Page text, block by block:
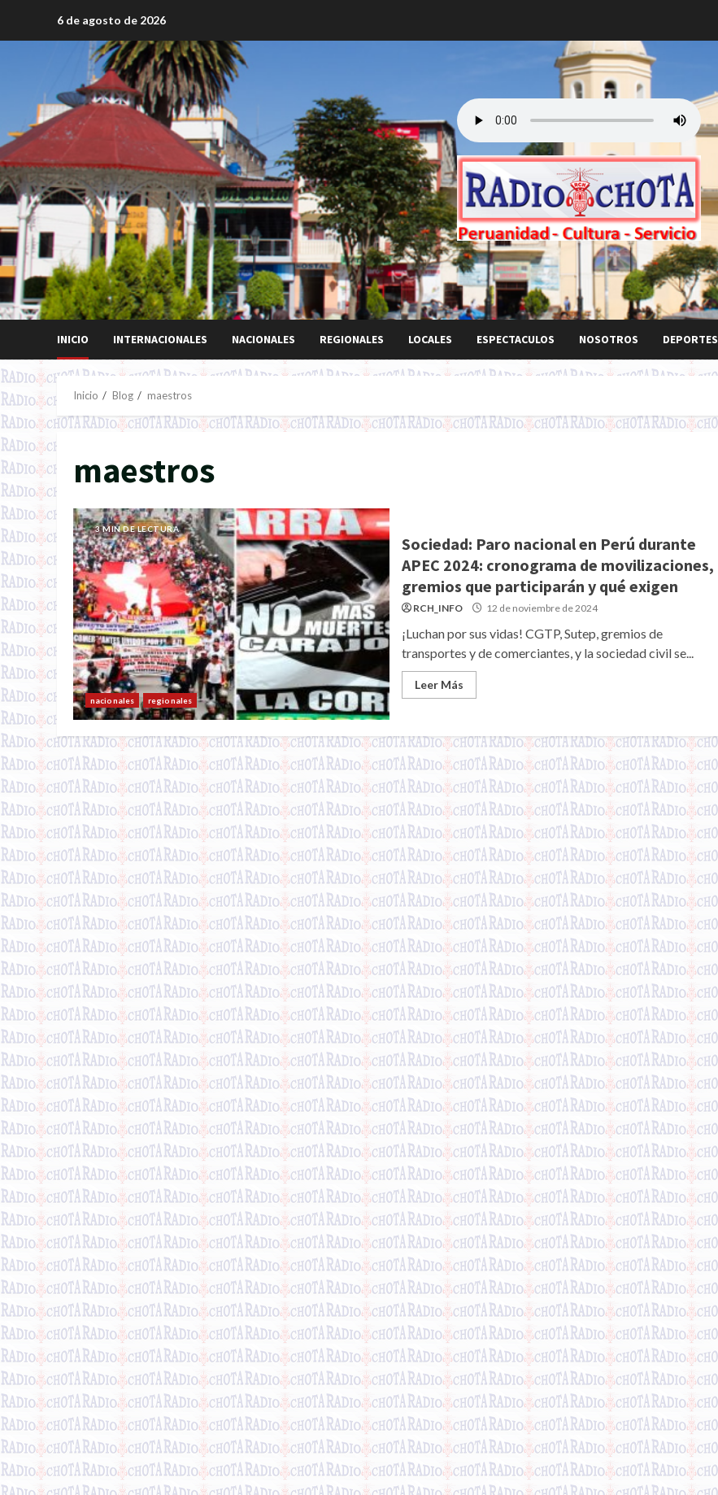
6 de agosto de 2026
INICIO INTERNACIONALES NACIONALES REGIONALES LOCALES ESPECTACULOS NOSOTROS DEPORTES
Inicio Blog maestros
maestros
3 MIN DE LECTURA
nacionales regionales
Sociedad: Paro nacional en Perú durante
APEC 2024: cronograma de movilizaciones,
gremios que participarán y qué exigen
RCH_INFO 12 de noviembre de 2024
¡Luchan por sus vidas! CGTP, Sutep, gremios de
transportes y de comerciantes, y la sociedad civil se...
Leer Más